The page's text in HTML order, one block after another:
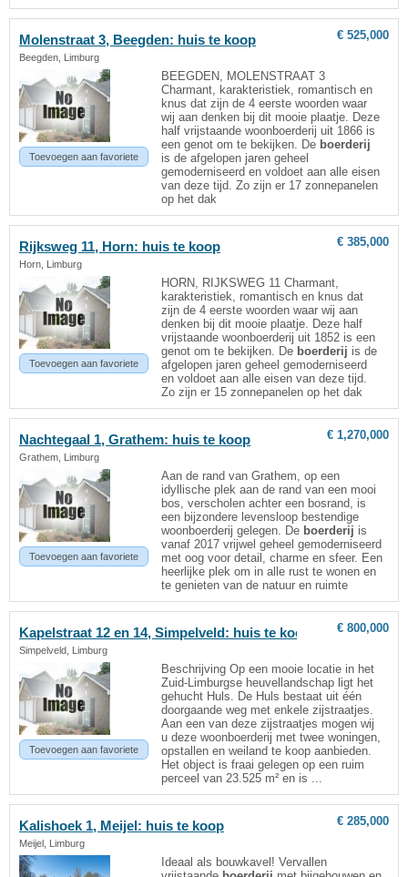
Molenstraat 3, Beegden: huis te koop
Beegden, Limburg
€ 525,000
Toevoegen aan favoriete
BEEGDEN, MOLENSTRAAT 3
Charmant, karakteristiek, romantisch en
knus dat zijn de 4 eerste woorden waar
wij aan denken bij dit mooie plaatje. Deze
half vrijstaande woonboerderij uit 1866 is
een genot om te bekijken. De boerderij
is de afgelopen jaren geheel
gemoderniseerd en voldoet aan alle eisen
van deze tijd. Zo zijn er 17 zonnepanelen
op het dak
Rijksweg 11, Horn: huis te koop
Horn, Limburg
€ 385,000
Toevoegen aan favoriete
HORN, RIJKSWEG 11 Charmant,
karakteristiek, romantisch en knus dat
zijn de 4 eerste woorden waar wij aan
denken bij dit mooie plaatje. Deze half
vrijstaande woonboerderij uit 1852 is een
genot om te bekijken. De boerderij is de
afgelopen jaren geheel gemoderniseerd
en voldoet aan alle eisen van deze tijd.
Zo zijn er 15 zonnepanelen op het dak
Nachtegaal 1, Grathem: huis te koop
Grathem, Limburg
€ 1,270,000
Toevoegen aan favoriete
Aan de rand van Grathem, op een
idyllische plek aan de rand van een mooi
bos, verscholen achter een bosrand, is
een bijzondere levensloop bestendige
woonboerderij gelegen. De boerderij is
vanaf 2017 vrijwel geheel gemoderniseerd
met oog voor detail, charme en sfeer. Een
heerlijke plek om in alle rust te wonen en
te genieten van de natuur en ruimte
Kapelstraat 12 en 14, Simpelveld: huis te koop
Simpelveld, Limburg
€ 800,000
Toevoegen aan favoriete
Beschrijving Op een mooie locatie in het
Zuid-Limburgse heuvellandschap ligt het
gehucht Huls. De Huls bestaat uit één
doorgaande weg met enkele zijstraatjes.
Aan een van deze zijstraatjes mogen wij
u deze woonboerderij met twee woningen,
opstallen en weiland te koop aanbieden.
Het object is fraai gelegen op een ruim
perceel van 23.525 m² en is ...
Kalishoek 1, Meijel: huis te koop
Meijel, Limburg
€ 285,000
Ideaal als bouwkavel! Vervallen